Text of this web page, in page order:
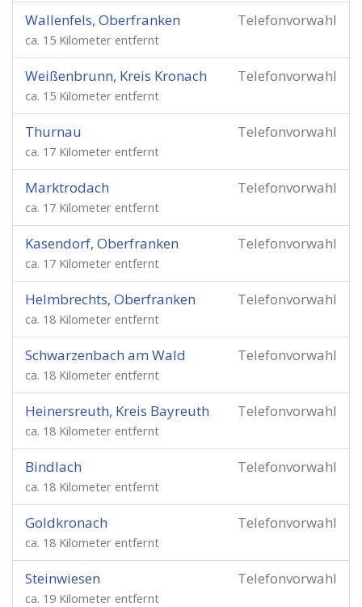
Telefonvorwahl
Wallenfels, Oberfranken
ca. 15 Kilometer entfernt
Telefonvorwahl
Weißenbrunn, Kreis Kronach
ca. 15 Kilometer entfernt
Telefonvorwahl
Thurnau
ca. 17 Kilometer entfernt
Telefonvorwahl
Marktrodach
ca. 17 Kilometer entfernt
Telefonvorwahl
Kasendorf, Oberfranken
ca. 17 Kilometer entfernt
Telefonvorwahl
Helmbrechts, Oberfranken
ca. 18 Kilometer entfernt
Telefonvorwahl
Schwarzenbach am Wald
ca. 18 Kilometer entfernt
Telefonvorwahl
Heinersreuth, Kreis Bayreuth
ca. 18 Kilometer entfernt
Telefonvorwahl
Bindlach
ca. 18 Kilometer entfernt
Telefonvorwahl
Goldkronach
ca. 18 Kilometer entfernt
Telefonvorwahl
Steinwiesen
ca. 19 Kilometer entfernt